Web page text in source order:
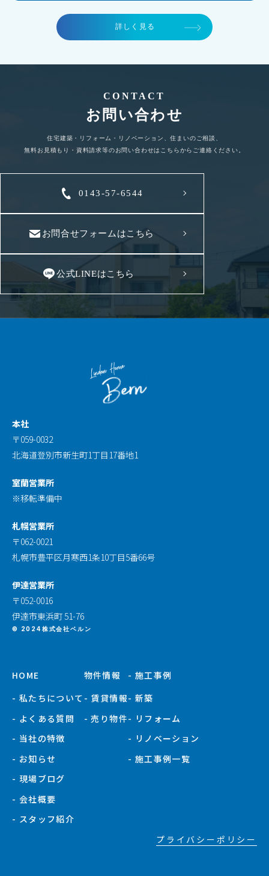
詳しく見る
CONTACT
お問い合わせ
住宅建築・リフォーム・リノベーション、住まいのご相談、
無料お見積もり・資料請求等のお問い合わせはこちらからご連絡ください。
0143-57-6544
お問合せフォームはこちら
公式LINEはこちら
本社
〒059-0032
北海道登別市新生町1丁目17番地1
室蘭営業所
※移転準備中
札幌営業所
〒062-0021
札幌市豊平区月寒西1条10丁目5番66号
伊達営業所
〒052-0016
伊達市東浜町 51-76
© 2024株式会社ベルン
HOME
- 私たちについて
- よくある質問
- 当社の特徴
- お知らせ
- 現場ブログ
- 会社概要
- スタッフ紹介
物件情報
- 賃貸情報
- 売り物件
- 施工事例
- 新築
- リフォーム
- リノベーション
- 施工事例一覧
プライバシーポリシー